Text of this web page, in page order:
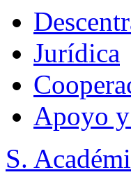
Jurídica
Apoyo
S.